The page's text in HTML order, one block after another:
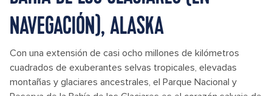
NAVEGACIÓN), ALASKA
Con una extensión de casi ocho millones de kilómetros
cuadrados de exuberantes selvas tropicales, elevadas
montañas y glaciares ancestrales, el Parque Nacional y